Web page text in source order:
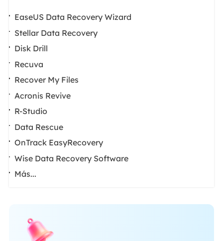
EaseUS Data Recovery Wizard
Stellar Data Recovery
Disk Drill
Recuva
Recover My Files
Acronis Revive
R-Studio
Data Rescue
OnTrack EasyRecovery
Wise Data Recovery Software
Más...